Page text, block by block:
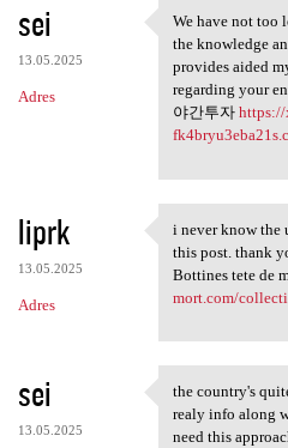
sei
13.05.2025
Adres
We have not
We have not too
the knowledge
provides aided
regarding your
야간투자 https://
liprk
13.05.2025
Adres
i never know
i never know the
this post. thank
Bottines tete de
mort.com/
sei
13.05.2025
the country's
the country's
realy info along
need this